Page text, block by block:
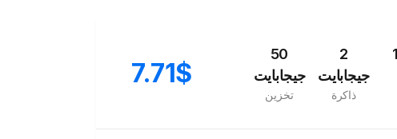
7.71$
50
جيجابايت
تخزين
2
جيجابايت
ذاكرة
1 وحدة معالجة